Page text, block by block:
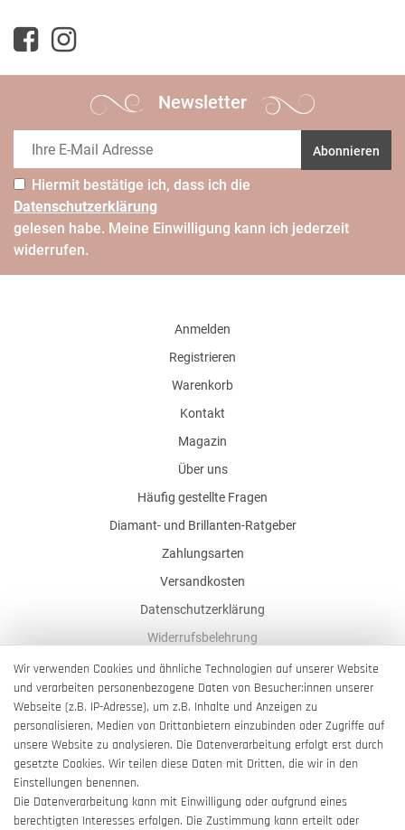
Newsletter
Abonnieren
Hiermit bestätige ich, dass ich die
Daten­schutz­erklärung
gelesen habe. Meine Einwilligung kann ich jederzeit
widerrufen.
Anmelden
Registrieren
Warenkorb
Kontakt
Magazin
Über uns
Häufig gestellte Fragen
Diamant- und Brillanten-Ratgeber
Zahlungsarten
Versandkosten
Datenschutzerklärung
Widerrufsbelehrung
AGB
Impressum
Barrierefreiheitserklärung
Vertrag widerrufen
Wir verwenden Cookies und ähnliche Technologien auf unserer Website
und verarbeiten personenbezogene Daten von Besucher:innen unserer
Webseite (z.B. IP-Adresse), um z.B. Inhalte und Anzeigen zu
personalisieren, Medien von Drittanbietern einzubinden oder Zugriffe auf
unsere Website zu analysieren. Die Datenverarbeitung erfolgt erst durch
gesetzte Cookies. Wir teilen diese Daten mit Dritten, die wir in den
Einstellungen benennen.
Die Datenverarbeitung kann mit Einwilligung oder aufgrund eines
berechtigten Interesses erfolgen. Die Zustimmung kann erteilt oder